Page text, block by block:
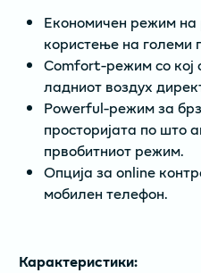
Економичен режим на
користење на големи
Comfort-режим со кој
ладниот воздух
Powerful-режим за
просторијата по што
првобитниот режим.
Опција за online
мобилен телефон.
Карактеристики: